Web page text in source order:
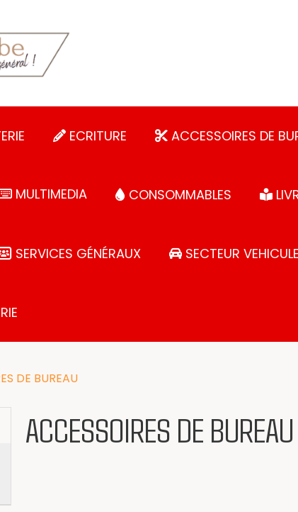
ECRITURE ACCESSOIRES DE
MULTIMEDIA CONSOMMABLES
SERVICES GÉNÉRAUX SECTEUR
DE BUREAU
ACCESSOIRES DE BUREAU